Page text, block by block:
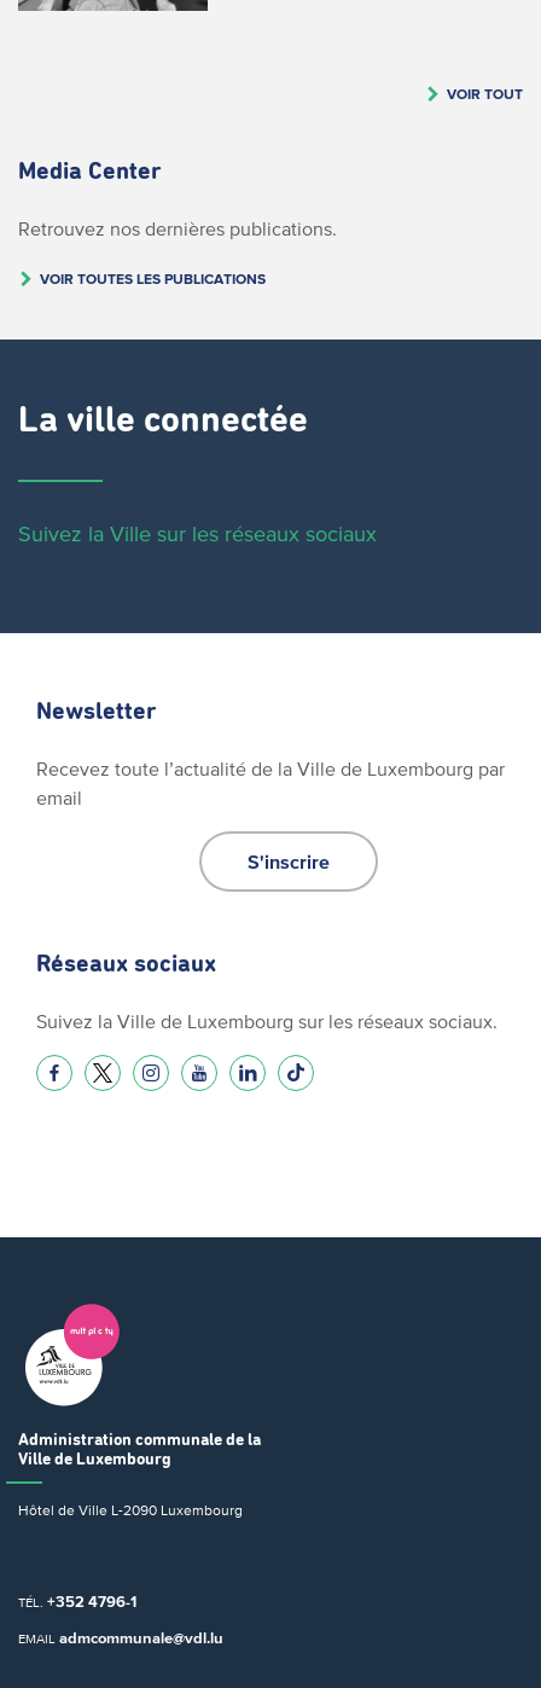
VOIR TOUT
Media Center
Retrouvez nos dernières publications.
VOIR TOUTES LES PUBLICATIONS
La ville connectée
Suivez la Ville sur les réseaux sociaux
Newsletter
Recevez toute l’actualité de la Ville de Luxembourg par
email
S'inscrire
Réseaux sociaux
Suivez la Ville de Luxembourg sur les réseaux sociaux.
Administration communale de la
Ville de Luxembourg
Hôtel de Ville L-2090 Luxembourg
TÉL. +352 4796-1
EMAIL admcommunale@vdl.lu